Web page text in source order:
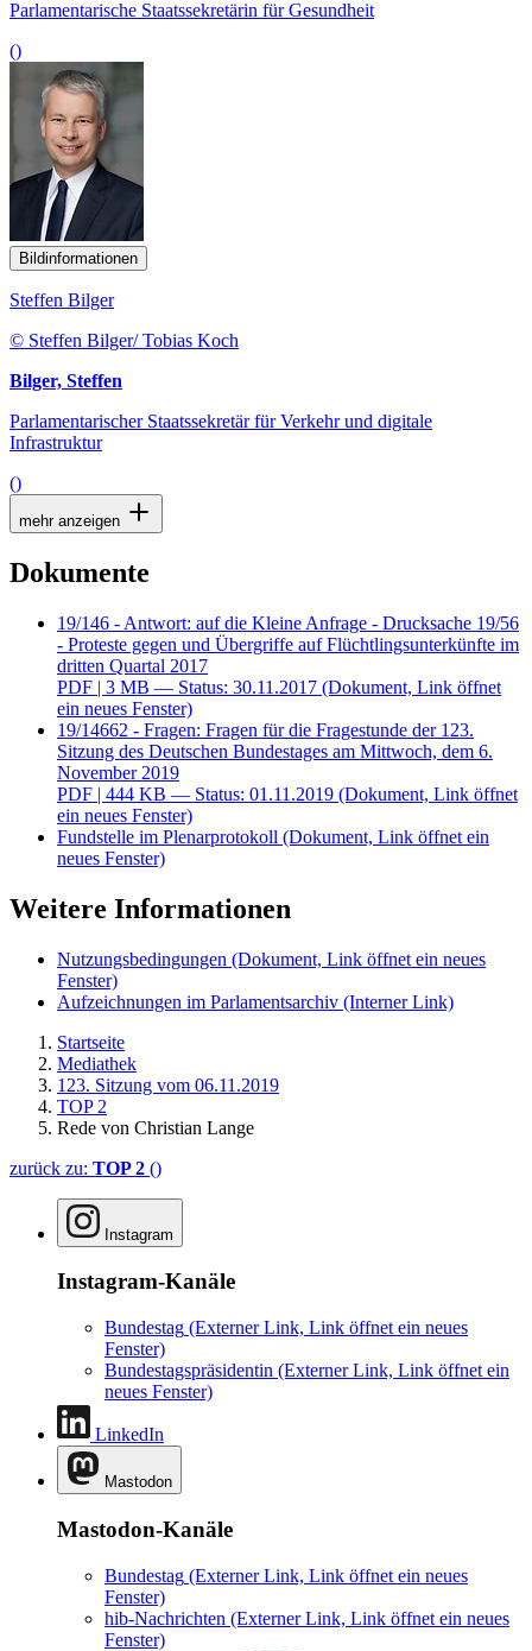
Parlamentarische Staatssekretärin für Gesundheit
()
Bildinformationen
Steffen Bilger
© Steffen Bilger/ Tobias Koch
Bilger, Steffen
Parlamentarischer Staatssekretär für Verkehr und digitale
Infrastruktur
()
mehr anzeigen
Dokumente
19/146 - Antwort: auf die Kleine Anfrage - Drucksache 19/56
- Proteste gegen und Übergriffe auf Flüchtlingsunterkünfte im
dritten Quartal 2017
PDF | 3 MB — Status: 30.11.2017 (Dokument, Link öffnet
ein neues Fenster)
19/14662 - Fragen: Fragen für die Fragestunde der 123.
Sitzung des Deutschen Bundestages am Mittwoch, dem 6.
November 2019
PDF | 444 KB — Status: 01.11.2019 (Dokument, Link öffnet
ein neues Fenster)
Fundstelle im Plenarprotokoll (Dokument, Link öffnet ein
neues Fenster)
Weitere Informationen
Nutzungsbedingungen (Dokument, Link öffnet ein neues
Fenster)
Aufzeichnungen im Parlamentsarchiv (Interner Link)
Startseite
Mediathek
123. Sitzung vom 06.11.2019
TOP 2
Rede von Christian Lange
zurück zu: TOP 2 ()
Instagram
Instagram-Kanäle
Bundestag (Externer Link, Link öffnet ein neues
Fenster)
Bundestagspräsidentin (Externer Link, Link öffnet ein
neues Fenster)
LinkedIn
Mastodon
Mastodon-Kanäle
Bundestag (Externer Link, Link öffnet ein neues
Fenster)
hib-Nachrichten (Externer Link, Link öffnet ein neues
Fenster)